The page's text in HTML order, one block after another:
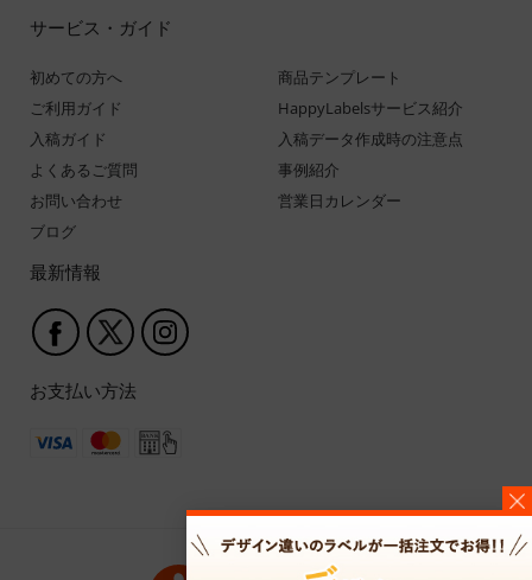
サービス・ガイド
初めての方へ
ご利用ガイド
入稿ガイド
よくあるご質問
お問い合わせ
ブログ
商品テンプレート
HappyLabelsサービス紹介
入稿データ作成時の注意点
事例紹介
営業日カレンダー
最新情報
お支払い方法